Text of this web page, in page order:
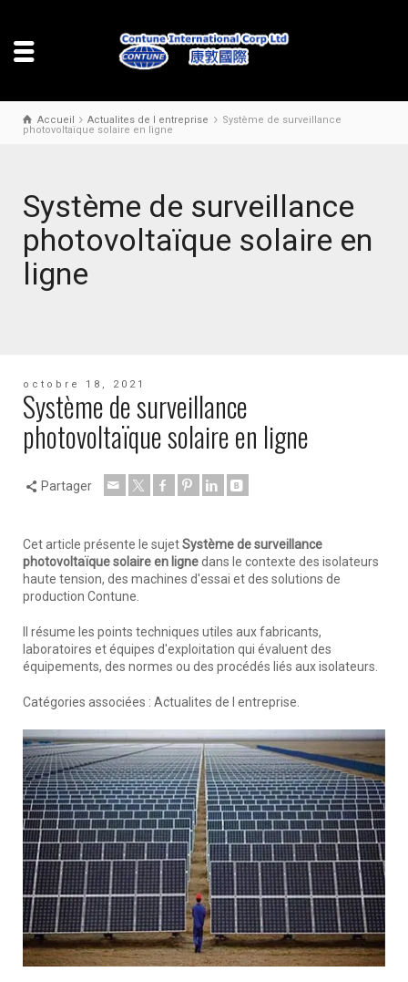
Accueil Actualites de l entreprise
Système de surveillance
photovoltaïque solaire en ligne
Système de surveillance
photovoltaïque solaire en
ligne
octobre 18, 2021
Système de surveillance
photovoltaïque solaire en ligne
Partager
Cet article présente le sujetSystème de surveillance
photovoltaïque solaire en lignedans le contexte des isolateurs
haute tension, des machines d'essai et des solutions de
production Contune.
Il résume les points techniques utiles aux fabricants,
laboratoires et équipes d'exploitation qui évaluent des
équipements, des normes ou des procédés liés aux isolateurs.
Catégories associées : Actualites de l entreprise.